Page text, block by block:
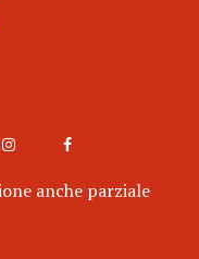
anche parziale